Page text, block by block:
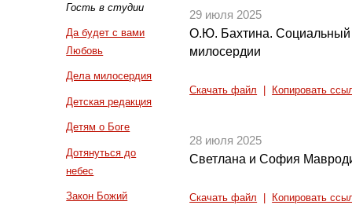
Гость в студии
Да будет с вами
Любовь
Дела милосердия
Детская редакция
Детям о Боге
Дотянуться до
небес
Закон Божий
29 июля 2025
О.Ю. Бахтина.
милосердии
Скачать файл Копировать
28 июля 2025
Светлана и София
Скачать файл Копировать